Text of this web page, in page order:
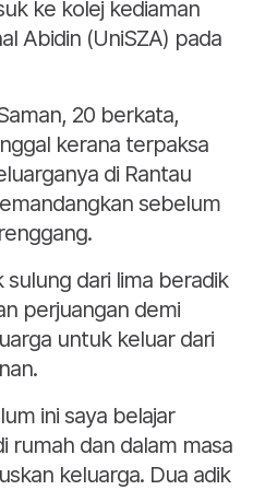
ke kolej kediaman
Abidin (UniSZA) pada
20 berkata,
kerana terpaksa
di Rantau
sebelum
sulung dari lima beradik
perjuangan demi
untuk keluar dari
ini saya belajar
rumah dan dalam masa
keluarga. Dua adik